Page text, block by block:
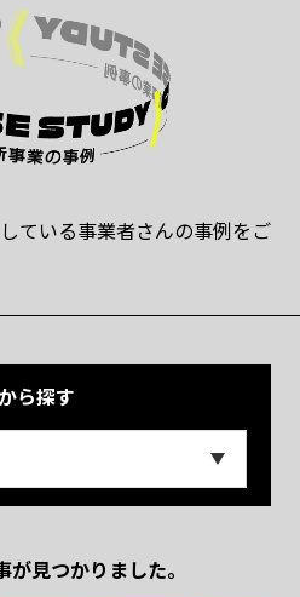
ている事業者さんの事例をご
から探す
が見つかりました。